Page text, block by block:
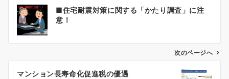
■住宅耐震対策に関する「かたり調査」に注
意！
次のページへ
マンション長寿命化促進税の優遇